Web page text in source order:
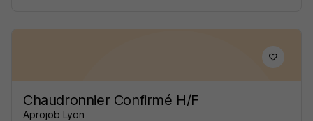
Chaudronnier Confirmé H/F
Aprojob Lyon